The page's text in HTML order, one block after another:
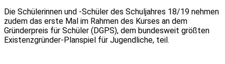
Die Schülerinnen und -Schüler des Schuljahres 18/19 nehmen
zudem das erste Mal im Rahmen des Kurses an dem
Gründerpreis für Schüler (DGPS), dem bundesweit größten
Existenzgründer-Planspiel für Jugendliche, teil.